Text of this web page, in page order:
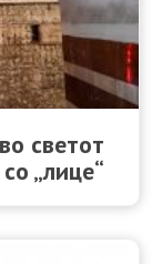
светот
„лице“